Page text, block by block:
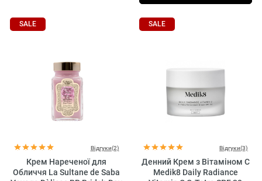
SALE
Відгуки(2)
Крем Нареченої для
Обличчя La Sultane de Saba
SALE
Відгуки(3)
Денний Крем з Вітаміном С
Medik8 Daily Radiance